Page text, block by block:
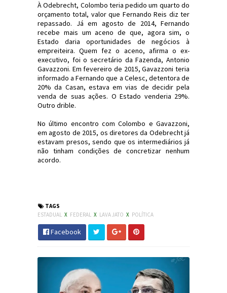
À Odebrecht, Colombo teria pedido um quarto do
orçamento total, valor que Fernando Reis diz ter
repassado. Já em agosto de 2014, Fernando
recebe mais um aceno de que, agora sim, o
Estado daria oportunidades de negócios à
empreiteira. Quem fez o aceno, afirma o ex-
executivo, foi o secretário da Fazenda, Antonio
Gavazzoni. Em fevereiro de 2015, Gavazzoni teria
informado a Fernando que a Celesc, detentora de
20% da Casan, estava em vias de decidir pela
venda de suas ações. O Estado venderia 29%.
Outro drible.
No último encontro com Colombo e Gavazzoni,
em agosto de 2015, os diretores da Odebrecht já
estavam presos, sendo que os intermediários já
não tinham condições de concretizar nenhum
acordo.
TAGS
ESTADUAL X FEDERAL X LAVA JATO X POLÍTICA
Facebook